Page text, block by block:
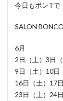
今日もボンTで
SALON
6月
2日（土）3日（
9日（土）10日
16日（土）17日
23日（土）24日